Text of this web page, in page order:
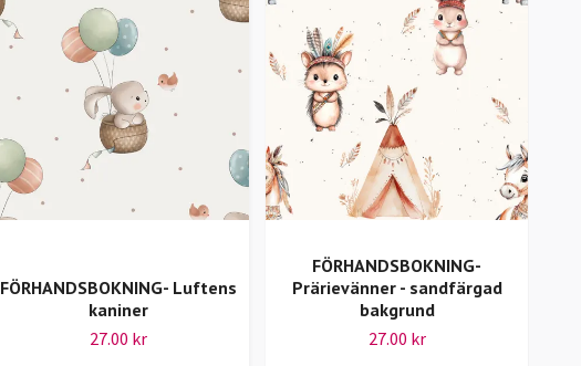
FÖRHANDSBOKNING- Luftens
kaniner
27.00 kr
FÖRHANDSBOKNING-
Prärievänner - sandfärgad
bakgrund
27.00 kr